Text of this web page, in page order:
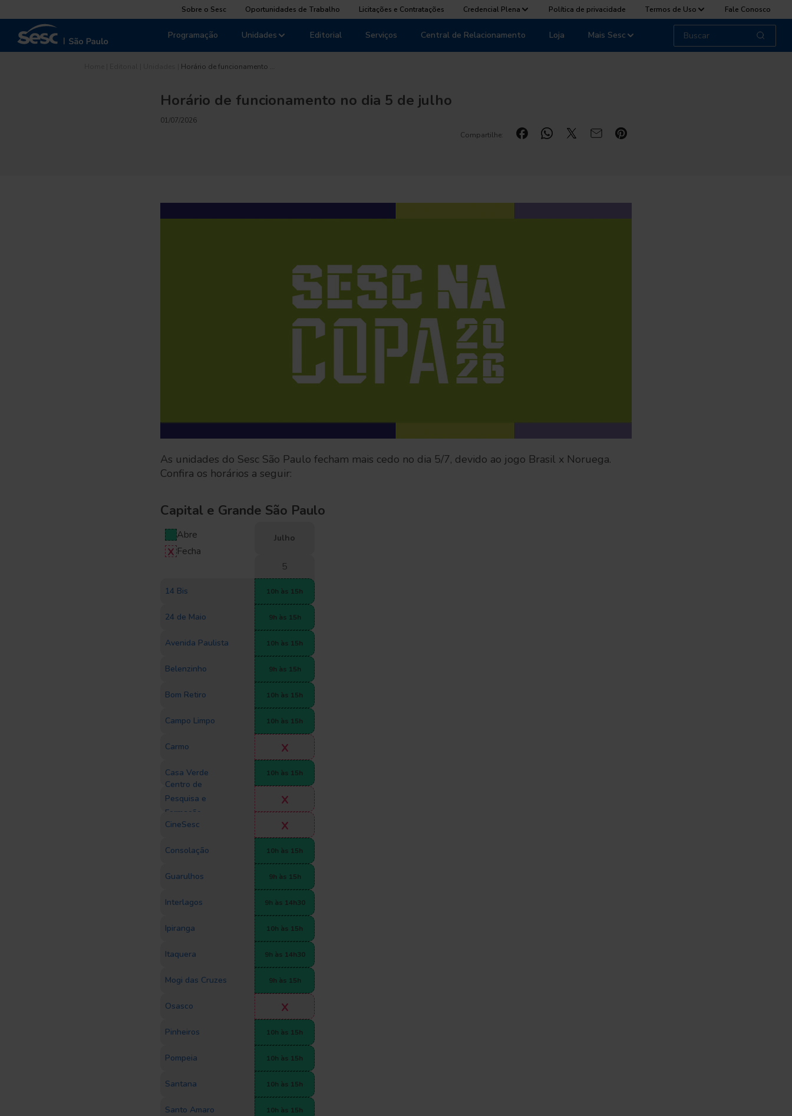
Sobre o Sesc Oportunidades de Trabalho Licitações e Contratações Credencial Plena Política de privacidade Termos de Uso Fale Conosco
Unidades
Programação Editorial Serviços Central de Relacionamento Loja Mais Sesc
Horário de funcionamento …
Horário de funcionamento no dia 5 de julho
01/07/2026
Compartilhe:
As unidades do Sesc São Paulo fecham mais cedo no dia 5/7, devido ao jogo Brasil x Noruega.
Confira os horários a seguir:
Capital e Grande São Paulo
Abre
Fecha
julho
5
14 Bis 10h às 15h
24 de Maio 9h às 15h
Avenida Paulista 10h às 15h
Belenzinho 9h às 15h
Bom Retiro 10h às 15h
Campo Limpo 10h às 15h
Carmo x
Casa Verde 10h às 15h
Centro de
Pesquisa e
Formação
x
CineSesc x
Consolação 10h às 15h
Guarulhos 9h às 15h
Interlagos 9h às 14h30
Ipiranga 10h às 15h
Itaquera 9h às 14h30
Mogi das Cruzes 9h às 15h
Osasco x
Pinheiros 10h às 15h
Pompeia 10h às 15h
Santana 10h às 15h
Santo Amaro 10h às 15h